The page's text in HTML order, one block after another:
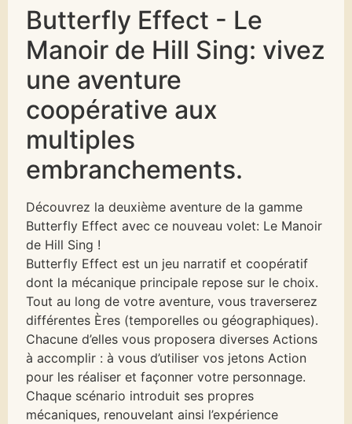
Butterfly Effect - Le
Manoir de Hill Sing: vivez
une aventure
coopérative aux
multiples
embranchements.
Découvrez la deuxième aventure de la gamme
Butterfly Effect avec ce nouveau volet: Le Manoir
de Hill Sing !
Butterfly Effect est un jeu narratif et coopératif
dont la mécanique principale repose sur le choix.
Tout au long de votre aventure, vous traverserez
différentes Ères (temporelles ou géographiques).
Chacune d’elles vous proposera diverses Actions
à accomplir : à vous d’utiliser vos jetons Action
pour les réaliser et façonner votre personnage.
Chaque scénario introduit ses propres
mécaniques, renouvelant ainsi l’expérience